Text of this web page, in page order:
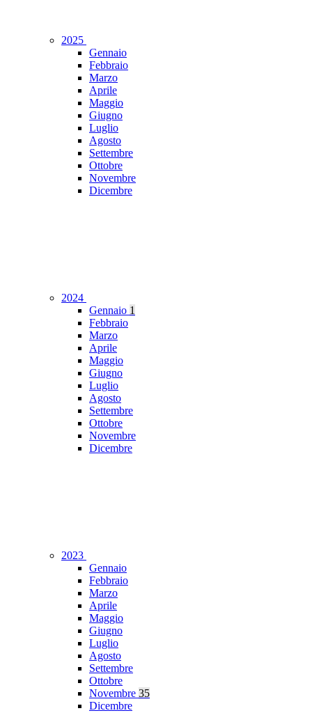
2025
Gennaio
Febbraio
Marzo
Aprile
Maggio
Giugno
Luglio
Agosto
Settembre
Ottobre
Novembre
Dicembre
2024
Gennaio 1
Febbraio
Marzo
Aprile
Maggio
Giugno
Luglio
Agosto
Settembre
Ottobre
Novembre
Dicembre
2023
Gennaio
Febbraio
Marzo
Aprile
Maggio
Giugno
Luglio
Agosto
Settembre
Ottobre
Novembre 35
Dicembre